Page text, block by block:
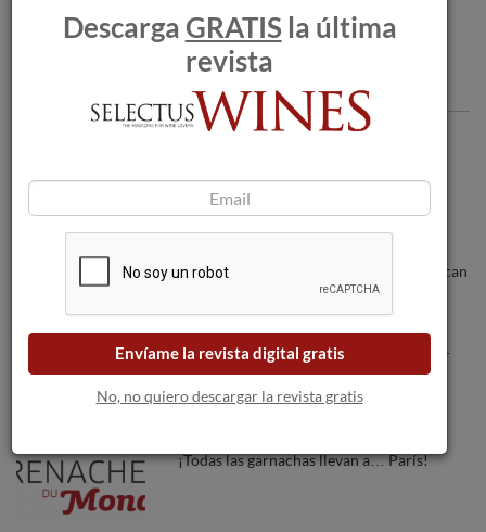
Articulos recomendados
bodegas a medida que las llamas se acercan
KRIPTA: triple premio 2014 como mejor
espumoso de España
¡Todas las garnachas llevan a… París!
DescargaGRATIS la última
revista
Envíame la revista digital gratis
No, no quiero descargar la revista gratis